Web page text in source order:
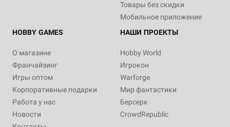
Товары без скидки
Мобильное приложение
HOBBY GAMES
О магазине
Франчайзинг
Игры оптом
Корпоративные подарки
Работа у нас
Новости
НАШИ ПРОЕКТЫ
Hobby World
Игрокон
Warforge
Мир фантастики
Берсерк
CrowdRepublic